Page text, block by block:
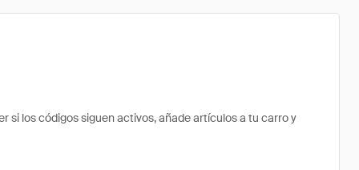
los códigos siguen activos, añade artículos a tu carro y